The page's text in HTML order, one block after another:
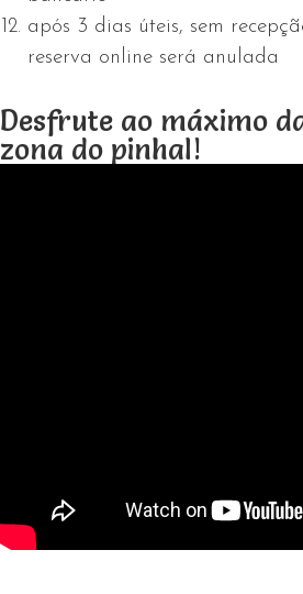
após 3 dias úteis, sem
reserva online será anulada
Desfrute ao máximo
zona do pinhal!